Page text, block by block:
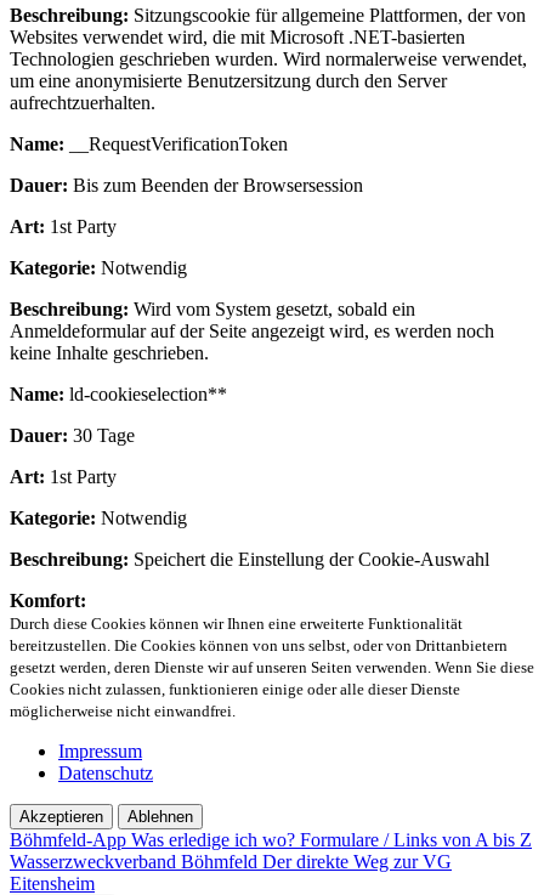
Beschreibung: Sitzungscookie für allgemeine Plattformen, der von
Websites verwendet wird, die mit Microsoft .NET-basierten
Technologien geschrieben wurden. Wird normalerweise verwendet,
um eine anonymisierte Benutzersitzung durch den Server
aufrechtzuerhalten.
Name: __RequestVerificationToken
Dauer: Bis zum Beenden der Browsersession
Art: 1st Party
Kategorie: Notwendig
Beschreibung: Wird vom System gesetzt, sobald ein
Anmeldeformular auf der Seite angezeigt wird, es werden noch
keine Inhalte geschrieben.
Name: ld-cookieselection**
Dauer: 30 Tage
Art: 1st Party
Kategorie: Notwendig
Beschreibung: Speichert die Einstellung der Cookie-Auswahl
Komfort:
Durch diese Cookies können wir Ihnen eine erweiterte Funktionalität
bereitzustellen. Die Cookies können von uns selbst, oder von Drittanbietern
gesetzt werden, deren Dienste wir auf unseren Seiten verwenden. Wenn Sie diese
Cookies nicht zulassen, funktionieren einige oder alle dieser Dienste
möglicherweise nicht einwandfrei.
Impressum
Datenschutz
Akzeptieren Ablehnen
Böhmfeld-App Was erledige ich wo? Formulare / Links von A bis Z
Wasserzweckverband Böhmfeld Der direkte Weg zur VG
Eitensheim